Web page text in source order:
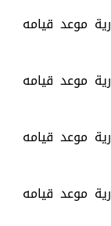
موعد قيامه
موعد قيامه
موعد قيامه
موعد قيامه